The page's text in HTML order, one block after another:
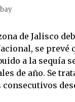
de Jalisco
se prevé
a la sequía
de año. Se